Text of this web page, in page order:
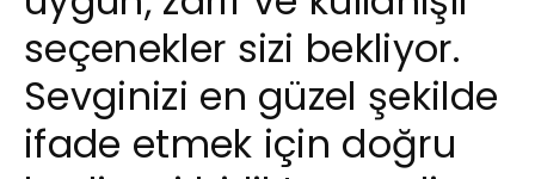
seçenekler sizi bekliyor.
Sevginizi en güzel şekilde
ifade etmek için doğru